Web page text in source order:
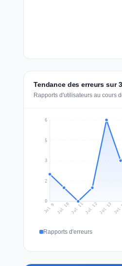
Tendance des erreurs sur
Rapports d'utilisateurs au cours
0
2
3
5
6
Jul 9 Jul 10 Jul 11Jul 12Jul 13 Jul
Rapports d'erreurs